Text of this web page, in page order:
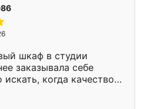
шкаф в студии
заказывала себе
когда качеством
кухня уже почти
нет.